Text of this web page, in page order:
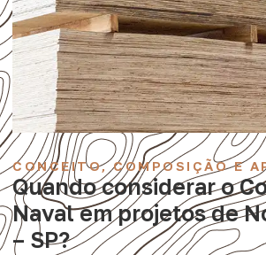
CONCEITO, COMPOSIÇÃO E
Quando considerar o
Naval em projetos de
– SP?